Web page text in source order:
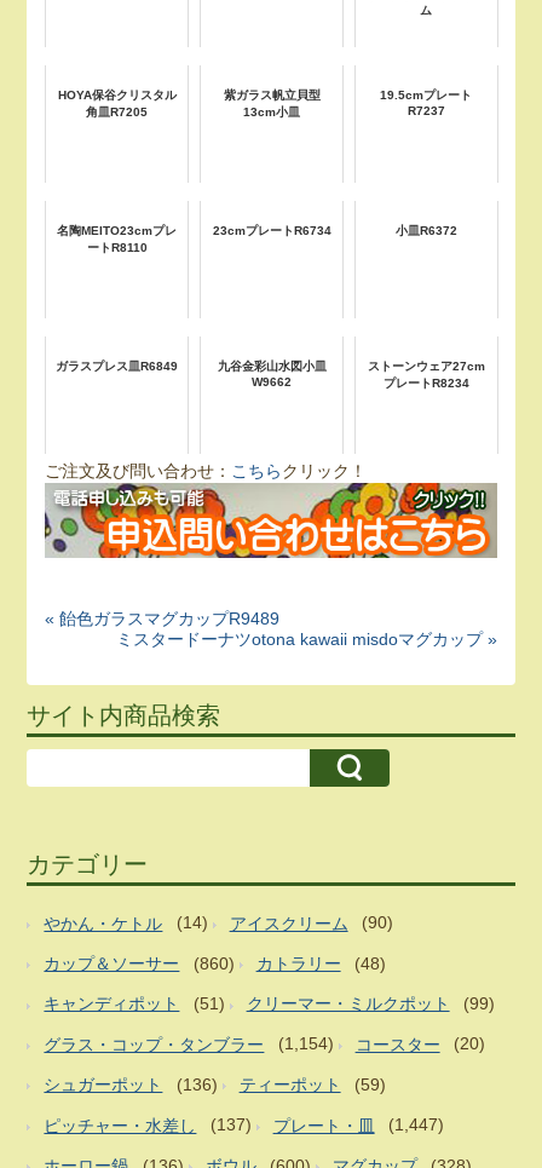
ム
HOYA保谷クリスタル
角皿R7205
紫ガラス帆立貝型
13cm小皿
19.5cmプレート
R7237
名陶MEITO23cmプレ
ートR8110
23cmプレートR6734 小皿R6372
ガラスプレス皿R6849
九谷金彩山水図小皿
W9662
ストーンウェア27cm
プレートR8234
ご注文及び問い合わせ： こちらクリック！
« 飴色ガラスマグカップR9489
ミスタードーナツotona kawaii misdoマグカップ »
サイト内商品検索
カテゴリー
やかん・ケトル (14) アイスクリーム (90)
カップ＆ソーサー (860) カトラリー (48)
キャンディポット (51) クリーマー・ミルクポット (99)
グラス・コップ・タンブラー (1,154) コースター (20)
シュガーポット (136) ティーポット (59)
ピッチャー・水差し (137) プレート・皿 (1,447)